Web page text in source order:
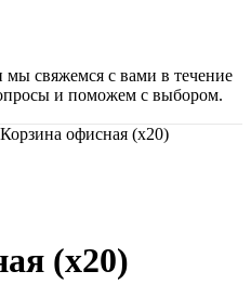
свяжемся с вами в течение
и поможем с выбором.
Корзина офисная (х20)
(х20)